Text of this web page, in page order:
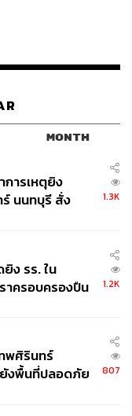
ธิวาส, ตรัง และ
โดยเฉพาะพื้นที่ลาด
ะเตรียมพร้อมรับมือ
เรือให้เดินเรือด้วย
อในบริเวณที่มีฝน
ยมีกำลังปานกลาง
ตกหนัก
MONTH
ารเหตุยิง
ร์ นนทบุรี สั่ง
1.3K
ง รร. ใน
าครอบครองปืน
1.2K
พศิรินทร์
งพื้นที่ปลอดภัย
807